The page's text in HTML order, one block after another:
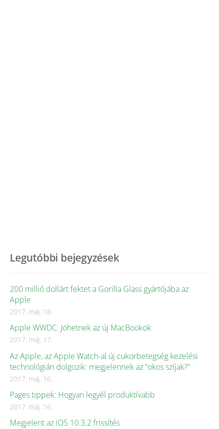
Legutóbbi bejegyzések
200 millió dollárt fektet a Gorilla Glass gyártójába az
Apple
2017. máj. 18.
Apple WWDC: Jöhetnek az új MacBookok
2017. máj. 17.
Az Apple, az Apple Watch-al új cukorbetegség kezelési
technológián dolgozik: megjelennek az “okos szíjak?”
2017. máj. 16.
Pages tippek: Hogyan legyél produktívabb
2017. máj. 16.
Megjelent az iOS 10.3.2 frissítés